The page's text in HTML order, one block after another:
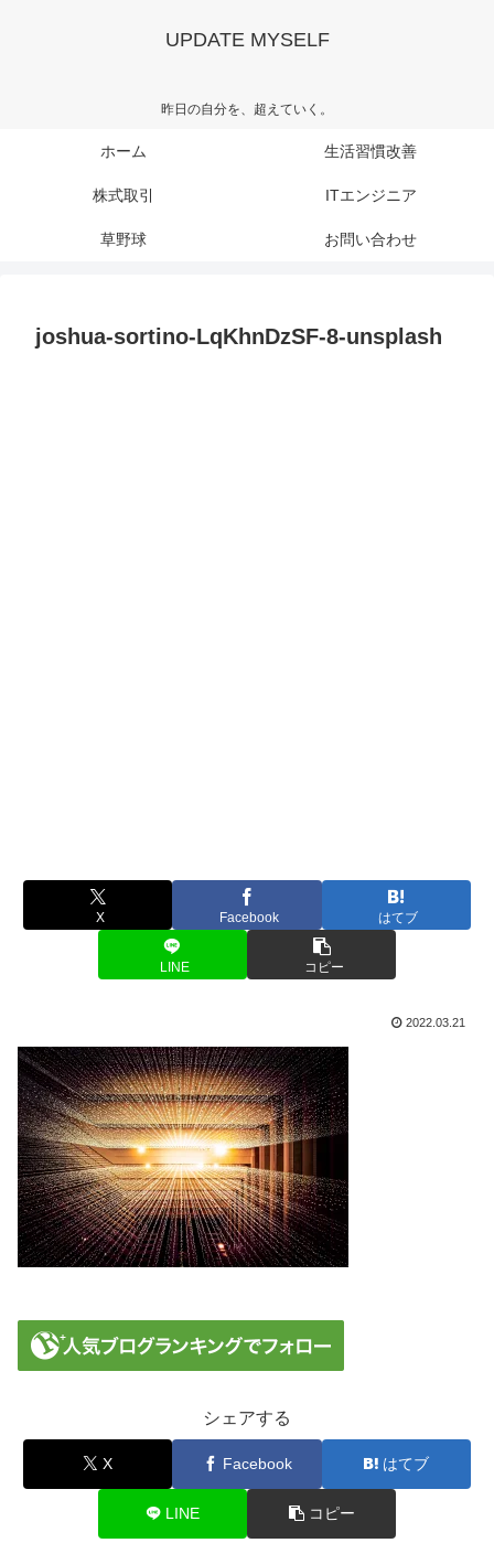
UPDATE MYSELF
昨日の自分を、超えていく。
ホーム 生活習慣改善
株式取引 ITエンジニア
草野球 お問い合わせ
joshua-sortino-LqKhnDzSF-8-unsplash
X Facebook はてブ
LINE コピー
2022.03.21
シェアする
X Facebook はてブ
LINE コピー